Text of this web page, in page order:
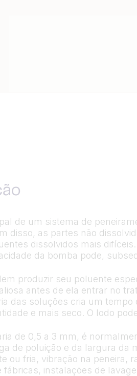
de um sistema de
disso, as partes não
dissolvidos mais
da bomba pode,
produzir seu poluente
antes de ela entrar no
das soluções cria um
e mais seco. O lodo
de 0,5 a 3 mm, é
de poluição e da largura da
ou fria, vibração na
instalações de